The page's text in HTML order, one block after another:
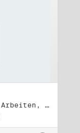
Titel: Wissenschaftliche Arbeiten, Studien und Manuskripte Dritter (3)